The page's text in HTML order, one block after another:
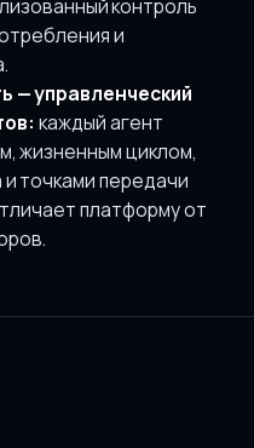
контроль
и
— управленческий
каждый агент
жизненным циклом,
точками передачи
платформу от